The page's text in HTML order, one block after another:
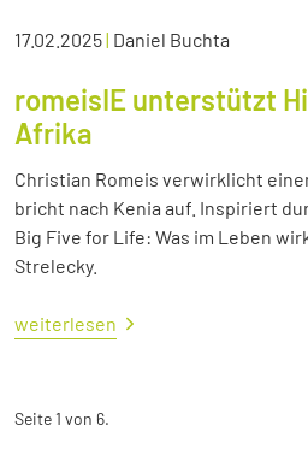
17.02.2025| Daniel Buchta
romeisIE unterstützt
Afrika
Christian Romeis verwirklicht
bricht nach Kenia auf. Inspiriert
Big Five for Life: Was im Leben
Strelecky.
weiterlesen
Seite 1 von 6.